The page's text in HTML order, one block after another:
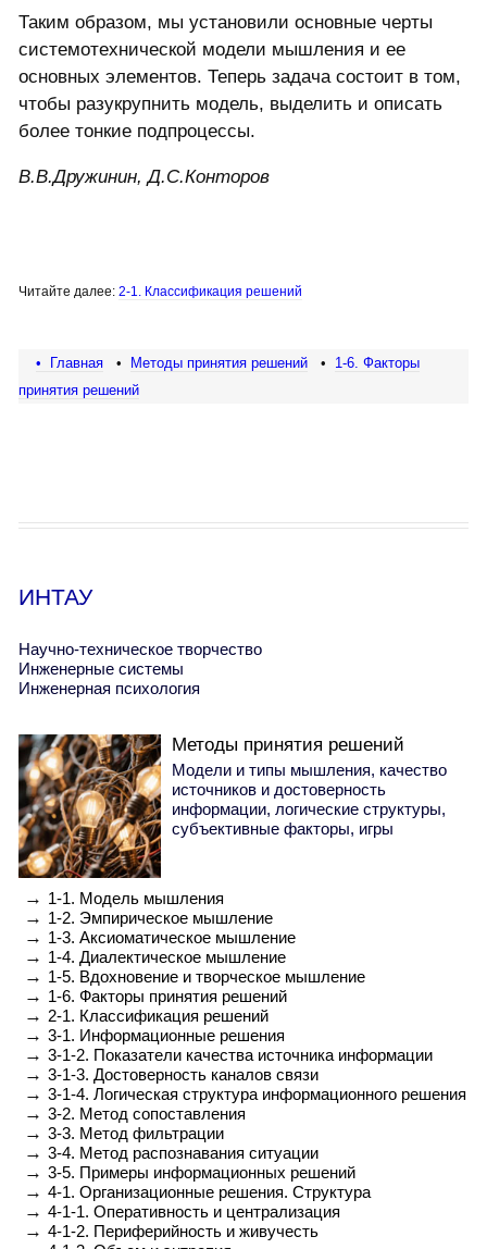
Таким образом, мы установили основные черты
системотехнической модели мышления и ее
основных элементов. Теперь задача состоит в том,
чтобы разукрупнить модель, выделить и описать
более тонкие подпроцессы.
В.В.Дружинин, Д.С.Конторов
Читайте далее: 2-1. Классификация решений
• Главная• Методы принятия решений• 1-6. Факторы
принятия решений
ИНТАУ
Научно-техническое творчество
Инженерные системы
Инженерная психология
Методы принятия решений
Модели и типы мышления, качество
источников и достоверность
информации, логические структуры,
субъективные факторы, игры
→ 1-1. Модель мышления
→ 1-2. Эмпирическое мышление
→ 1-3. Аксиоматическое мышление
→ 1-4. Диалектическое мышление
→ 1-5. Вдохновение и творческое мышление
→ 1-6. Факторы принятия решений
→ 2-1. Классификация решений
→ 3-1. Информационные решения
→ 3-1-2. Показатели качества источника информации
→ 3-1-3. Достоверность каналов связи
→ 3-1-4. Логическая структура информационного решения
→ 3-2. Метод сопоставления
→ 3-3. Метод фильтрации
→ 3-4. Метод распознавания ситуации
→ 3-5. Примеры информационных решений
→ 4-1. Организационные решения. Структура
→ 4-1-1. Оперативность и централизация
→ 4-1-2. Периферийность и живучесть